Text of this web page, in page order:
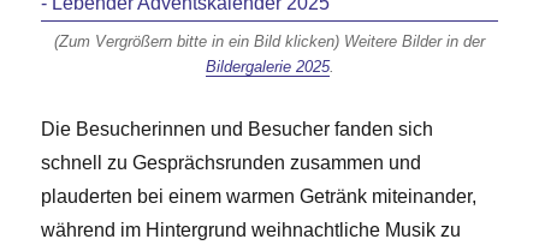
(Zum Vergrößern bitte in ein Bild klicken) Weitere Bilder in der
Bildergalerie 2025.
Die Besucherinnen und Besucher fanden sich
schnell zu Gesprächsrunden zusammen und
plauderten bei einem warmen Getränk miteinander,
während im Hintergrund weihnachtliche Musik zu